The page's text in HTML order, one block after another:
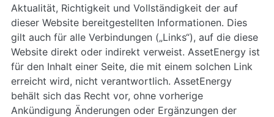
Aktualität, Richtigkeit und Vollständigkeit der auf
dieser Website bereitgestellten Informationen. Dies
gilt auch für alle Verbindungen („Links“), auf die diese
Website direkt oder indirekt verweist. AssetEnergy ist
für den Inhalt einer Seite, die mit einem solchen Link
erreicht wird, nicht verantwortlich. AssetEnergy
behält sich das Recht vor, ohne vorherige
Ankündigung Änderungen oder Ergänzungen der